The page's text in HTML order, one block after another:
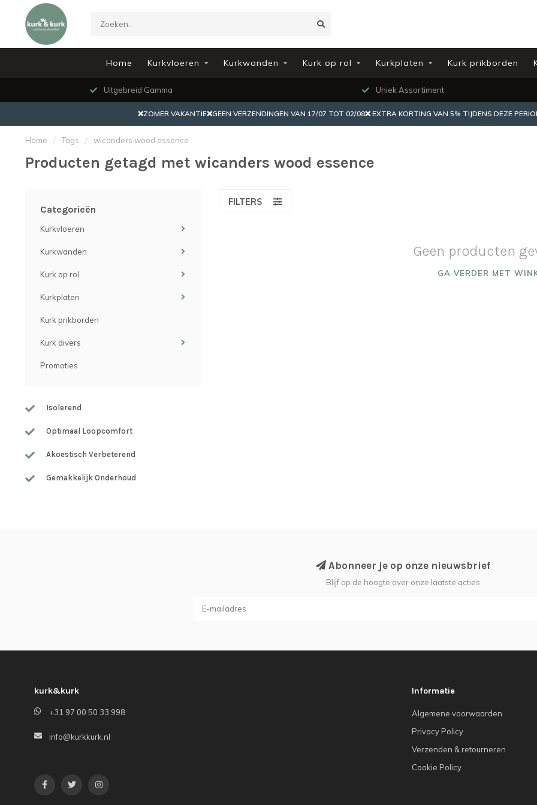
Home Kurkvloeren Kurkwanden Kurk op rol Kurkplaten Kurk prikborden
Uitgebreid Gamma Uniek Assortiment
❌ZOMER VAKANTIE❌GEEN VERZENDINGEN VAN 17/07 TOT 02/08❌ EXTRA KORTING VAN 5% TIJDENS DEZE
Home / Tags / wicanders wood essence
Producten getagd met wicanders wood essence
Categorieën
Kurkvloeren
Kurkwanden
Kurk op rol
Kurkplaten
Kurk prikborden
Kurk divers
Promoties
Isolerend
Optimaal Loopcomfort
Akoestisch Verbeterend
Gemakkelijk Onderhoud
FILTERS
Geen producten
GA VERDER MET
Abonneer je op onze nieuwsbrief
Blijf op de hoogte over onze laatste acties
kurk&kurk
+31 97 00 50 33 998
info@kurkkurk.nl
Informatie
Algemene voorwaarden
Privacy Policy
Verzenden & retourneren
Cookie Policy